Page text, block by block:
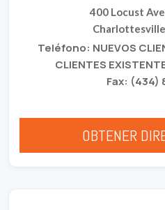
400 Locust
Teléfono: NUEVOS
CLIENTES
Fax: (434)
OBTENER